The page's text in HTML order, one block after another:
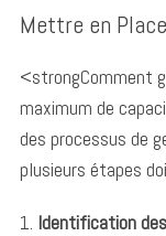
Mettre en
<strongComment
maximum de
des processus de
plusieurs étapes
1. Identification